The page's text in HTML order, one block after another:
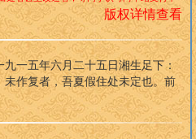
外国文学 名家文集 另类作品
笑话大全
纪实文学 人物传记 热门作品
原创作品
文学常识 马列主义 文学理论 四库全书
版权详情查看
一五年六月二十五日湘生足下：
作复者，吾夏假住处未定也。前